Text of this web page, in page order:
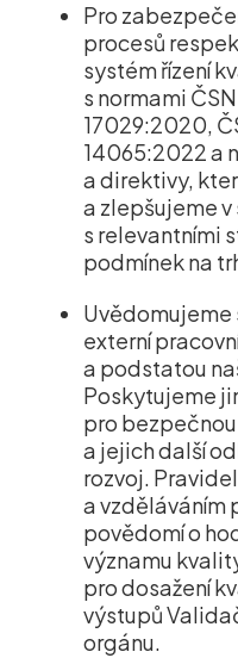
Pro
procesů
systém řízení
s normami
17029:2020,
14065:2022 a
a direktivy,
a zlepšujeme v
s relevantními
podmínek na
Uvědomujeme
externí
a podstatou
Poskytujeme
pro
a jejich další
rozvoj.
a vzděláváním
povědomí o
významu
pro dosažení
výstupů
orgánu.